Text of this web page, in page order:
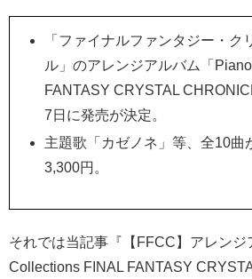
「ファイナルファンタジー・ク
ル」のアレンジアルバム「
FANTASY CRYSTAL
7日に発売が決定。
主題歌「カゼノネ」等、全10曲
3,300円。
それでは当記事『【FFCC】アレン
Collections FINAL FANTASY